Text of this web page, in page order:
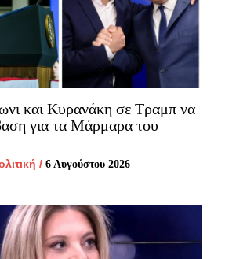
και Κυρανάκη σε Τραμπ να
για τα Μάρμαρα του
/ 6 Αυγούστου 2026